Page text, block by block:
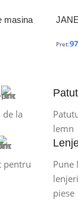
masina
Pret:
de la
lemn
pentru
Pune
piese